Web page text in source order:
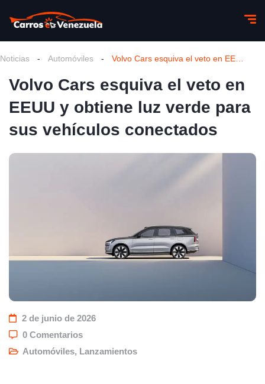
Noticias - Automóviles -
Volvo Cars esquiva el veto en
EEUU y obtiene luz verde para
sus vehículos conectados
2 de junio de 2026
0 Comentarios
Automóviles, Lanzamientos